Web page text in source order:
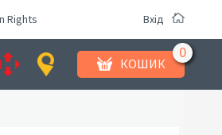
Rights Вхід
КОШИК